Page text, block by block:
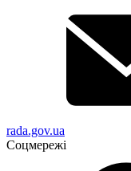
rada.gov.ua
Соцмережі